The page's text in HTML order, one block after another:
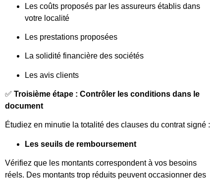
Les coûts proposés par les assureurs établis dans
votre localité
Les prestations proposées
La solidité financière des sociétés
Les avis clients
✅ Troisième étape : Contrôler les conditions dans le
document
Étudiez en minutie la totalité des clauses du contrat signé :
Les seuils de remboursement
Vérifiez que les montants correspondent à vos besoins
réels. Des montants trop réduits peuvent occasionner des